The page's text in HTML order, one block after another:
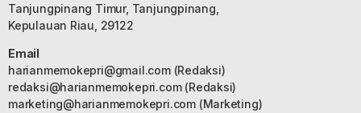
Tanjungpinang Timur, Tanjungpinang,
Kepulauan Riau, 29122
Email
harianmemokepri@gmail.com(Redaksi)
redaksi@harianmemokepri.com(Redaksi)
marketing@harianmemokepri.com(Marketing)